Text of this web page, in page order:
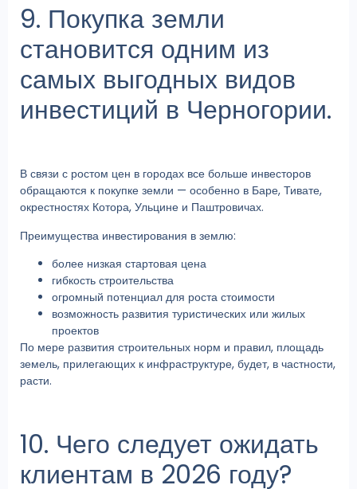
9. Покупка земли
становится одним из
самых выгодных видов
инвестиций в Черногории.
В связи с ростом цен в городах все больше инвесторов
обращаются к покупке земли — особенно в Баре, Тивате,
окрестностях Котора, Ульцине и Паштровичах.
Преимущества инвестирования в землю:
более низкая стартовая цена
гибкость строительства
огромный потенциал для роста стоимости
возможность развития туристических или жилых
проектов
По мере развития строительных норм и правил, площадь
земель, прилегающих к инфраструктуре, будет, в частности,
расти.
10. Чего следует ожидать
клиентам в 2026 году?